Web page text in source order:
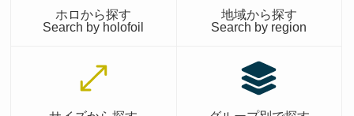
ホロから探す
Search by holofoil
地域から探す
Search by region